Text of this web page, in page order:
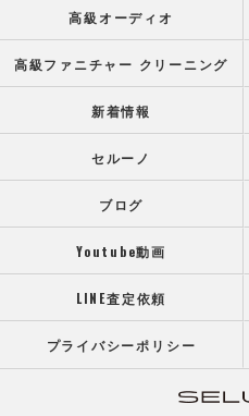
高級オーディオ
高級ファニチャー クリーニング
新着情報
セルーノ
ブログ
Youtube動画
LINE査定依頼
プライバシーポリシー